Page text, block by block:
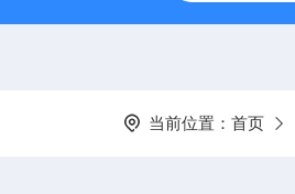
当前位置： 首页